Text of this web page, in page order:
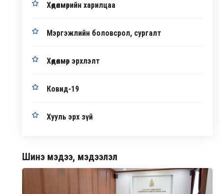
Хөдөлмөрийн харилцаа
Мэргэжлийн боловсрол, сургалт
Хөдөлмөр эрхлэлт
Ковид-19
Хууль эрх зүй
Шинэ мэдээ, мэдээлэл